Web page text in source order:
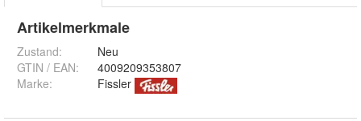
Artikelmerkmale
Zustand:
Neu
GTIN / EAN:
4009209353807
Marke:
Fissler